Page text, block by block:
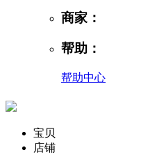
商家：
帮助：
帮助中心
宝贝
店铺